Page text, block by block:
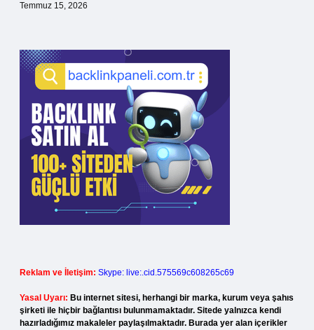
Temmuz 15, 2026
Reklam ve İletişim: Skype: live:.cid.575569c608265c69
Yasal Uyarı: Bu internet sitesi, herhangi bir marka, kurum veya şahıs
şirketi ile hiçbir bağlantısı bulunmamaktadır. Sitede yalnızca kendi
hazırladığımız makaleler paylaşılmaktadır. Burada yer alan içerikler